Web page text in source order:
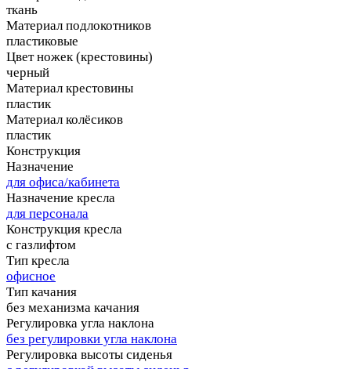
ткань
Материал подлокотников
пластиковые
Цвет ножек (крестовины)
черный
Материал крестовины
пластик
Материал колёсиков
пластик
Конструкция
Назначение
для офиса/кабинета
Назначение кресла
для персонала
Конструкция кресла
с газлифтом
Тип кресла
офисное
Тип качания
без механизма качания
Регулировка угла наклона
без регулировки угла наклона
Регулировка высоты сиденья